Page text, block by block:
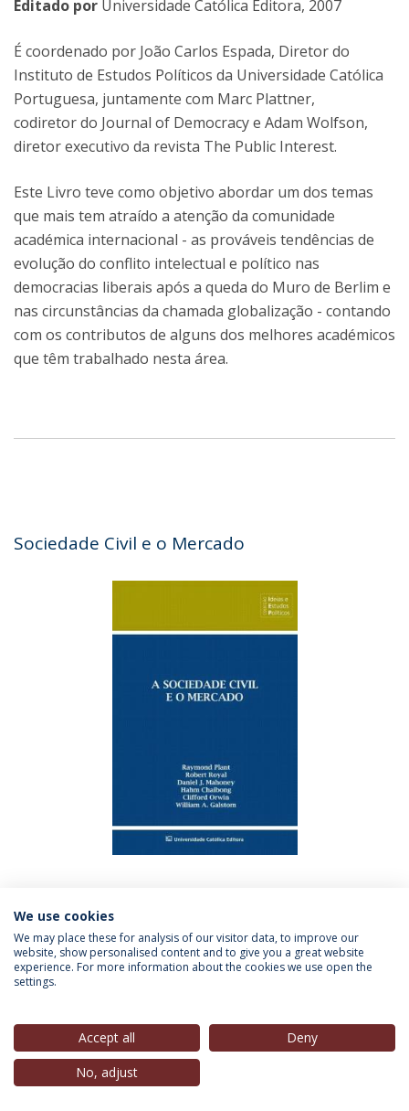
Editado por Universidade Católica Editora, 2007
É coordenado por João Carlos Espada, Diretor do
Instituto de Estudos Políticos da Universidade Católica
Portuguesa, juntamente com Marc Plattner,
codiretor do Journal of Democracy e Adam Wolfson,
diretor executivo da revista The Public Interest.
Este Livro teve como objetivo abordar um dos temas
que mais tem atraído a atenção da comunidade
académica internacional - as prováveis tendências de
evolução do conflito intelectual e político nas
democracias liberais após a queda do Muro de Berlim e
nas circunstâncias da chamada globalização - contando
com os contributos de alguns dos melhores académicos
que têm trabalhado nesta área.
Sociedade Civil e o Mercado
Mahoney, Hahm Chaibong, Clifford Orwin, William
A. Galstom
Editado porUniversidade Católica Editora, 2007
Este livro, resultante do IX Encontro Internacional de
Estudos Políticos, que teve lugar em Cascais de 11 a 14
de Novembro de 2001, constitui uma interessante
conversação entre os autores de diferentes
We use cookies
We may place these for analysis of our visitor data, to improve our
website, show personalised content and to give you a great website
experience. For more information about the cookies we use open the
settings.
Accept all
Deny
No, adjust